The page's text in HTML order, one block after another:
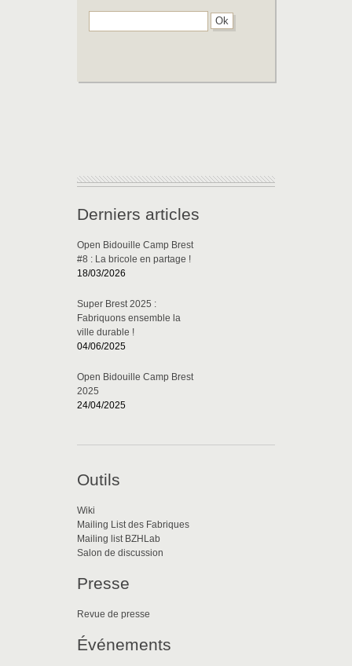
Derniers articles
Open Bidouille Camp Brest
#8 : La bricole en partage !
18/03/2026
Super Brest 2025 :
Fabriquons ensemble la
ville durable !
04/06/2025
Open Bidouille Camp Brest
2025
24/04/2025
Outils
Wiki
Mailing List des Fabriques
Mailing list BZHLab
Salon de discussion
Presse
Revue de presse
Événements